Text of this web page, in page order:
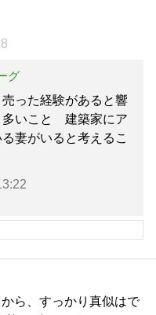
グ
った経験があると響
多いこと 建築家にア
妻がいると考えるこ
ら、すっかり真似はで